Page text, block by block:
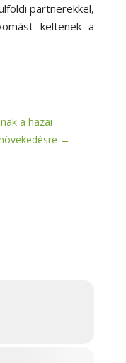
partnerekkel,
keltenek a
a hazai
→